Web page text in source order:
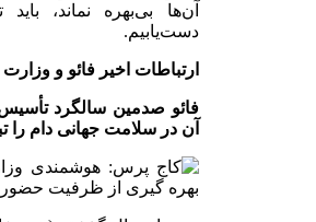
آن‌ها بی‌بهره نماند،
دست‌یابیم.
ارتباطات اخیر فائو و
فائو صدمین سالگرد
آن در سلامت جهانی دام را